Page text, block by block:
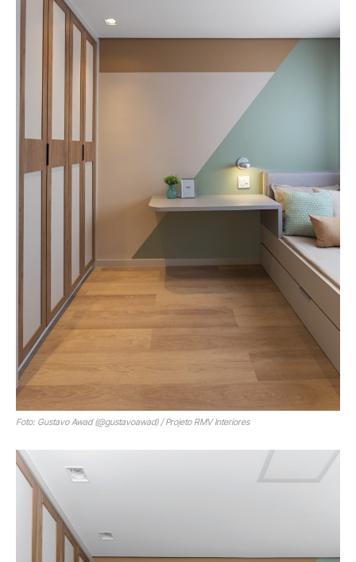
Foto: Gustavo Awad (@gustavoawad) / Projeto RMV Interiores